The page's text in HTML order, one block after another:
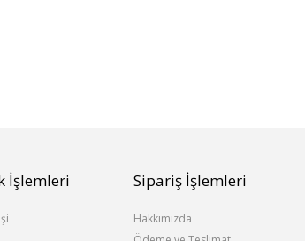
İşlemleri Sipariş İşlemleri
Hakkımızda